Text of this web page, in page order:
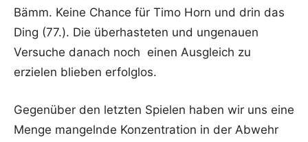
Bämm. Keine Chance für Timo Horn und drin das
Ding (77.). Die überhasteten und ungenauen
Versuche danach noch einen Ausgleich zu
erzielen blieben erfolglos.
Gegenüber den letzten Spielen haben wir uns eine
Menge mangelnde Konzentration in der Abwehr